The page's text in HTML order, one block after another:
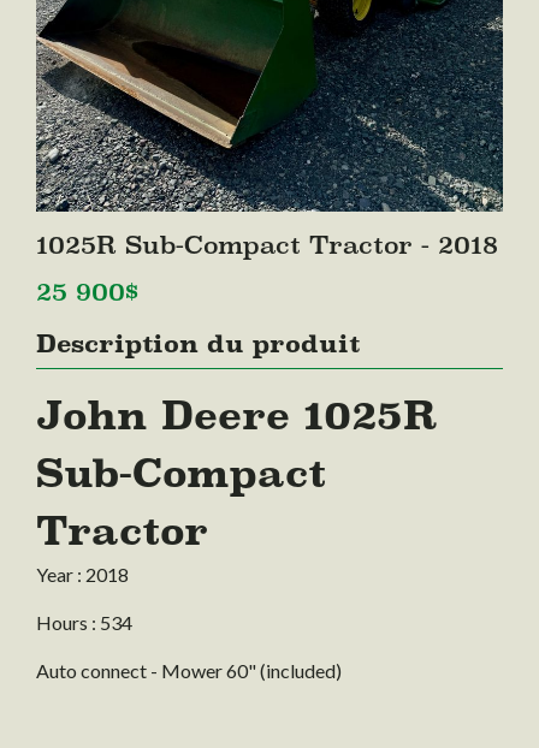
1025R Sub-Compact Tractor - 2018
25 900$
Description du produit
John Deere 1025R
Sub-Compact
Tractor
Year : 2018
Hours : 534
Auto connect - Mower 60" (included)